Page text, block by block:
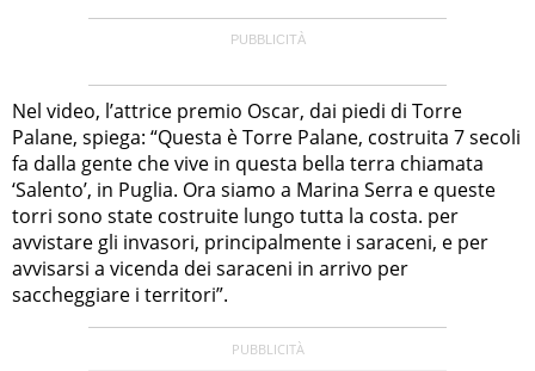
Nel video, l’attrice premio Oscar, dai piedi di Torre
Palane, spiega: “Questa è Torre Palane, costruita 7 secoli
fa dalla gente che vive in questa bella terra chiamata
‘Salento’, in Puglia. Ora siamo a Marina Serra e queste
torri sono state costruite lungo tutta la costa. per
avvistare gli invasori, principalmente i saraceni, e per
avvisarsi a vicenda dei saraceni in arrivo per
saccheggiare i territori”.